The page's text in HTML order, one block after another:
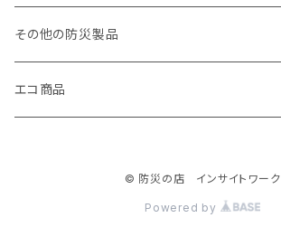
その他の防災製品
エコ商品
© 防災の店 インサイトワーク
Powered by